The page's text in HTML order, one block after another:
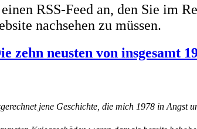
RSS-Feed an, den Sie im
nachsehen zu müssen.
zehn neusten von insgesamt
jene Geschichte, die mich 1978 in Angst